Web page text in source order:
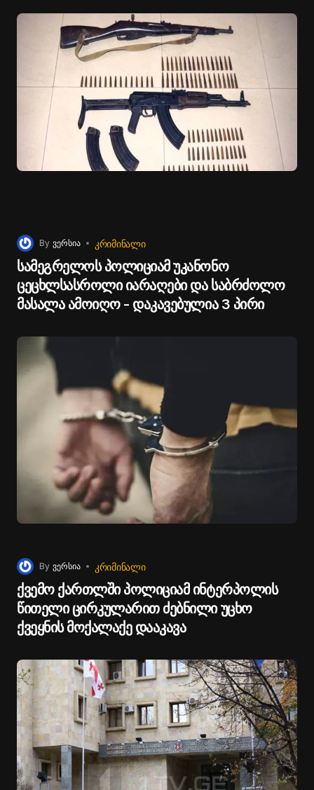
By ვერსია ᲙᲠᲘᲛᲘᲜᲐᲚᲘ
სამეგრელოს პოლიციამ უკანონო
ცეცხლსასროლი იარაღები და საბრძოლო
მასალა ამოიღო - დაკავებულია 3 პირი
By ვერსია ᲙᲠᲘᲛᲘᲜᲐᲚᲘ
ქვემო ქართლში პოლიციამ ინტერპოლის
წითელი ცირკულარით ძებნილი უცხო
ქვეყნის მოქალაქე დააკავა